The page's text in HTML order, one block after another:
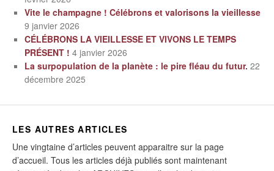
Vite le champagne ! Célébrons et valorisons la vieillesse
9 janvier 2026
CÉLÉBRONS LA VIEILLESSE ET VIVONS LE TEMPS
PRÉSENT ! 4 janvier 2026
La surpopulation de la planète : le pire fléau du futur. 22
décembre 2025
LES AUTRES ARTICLES
Une vingtaine d’articles peuvent apparaitre sur la page
d’accueil. Tous les articles déjà publiés sont maintenant